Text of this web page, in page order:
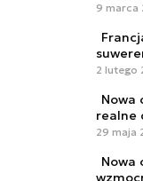
9 marca
2 lutego
Nowa
realne
29 maja
Nowa